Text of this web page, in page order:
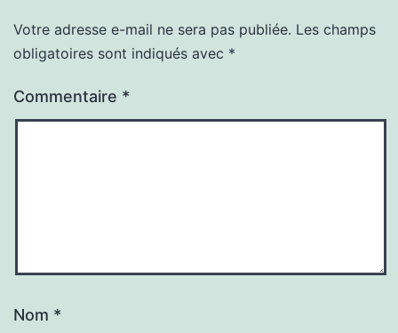
Votre adresse e-mail ne sera pas publiée. Les champs
obligatoires sont indiqués avec *
Commentaire *
Nom *